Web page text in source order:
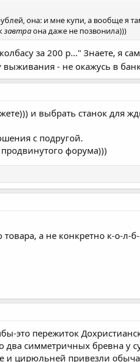
она: и мне купи, а вообще я
завтраона даже не позвонила)))
за 200 р..." Знаете, я
- не окажусь в
и выбрать станок для
с подругой.
форума)))
а не конкретно к-о-л-
это пережиток
два симметричных бревна у
и цирюльней привезли